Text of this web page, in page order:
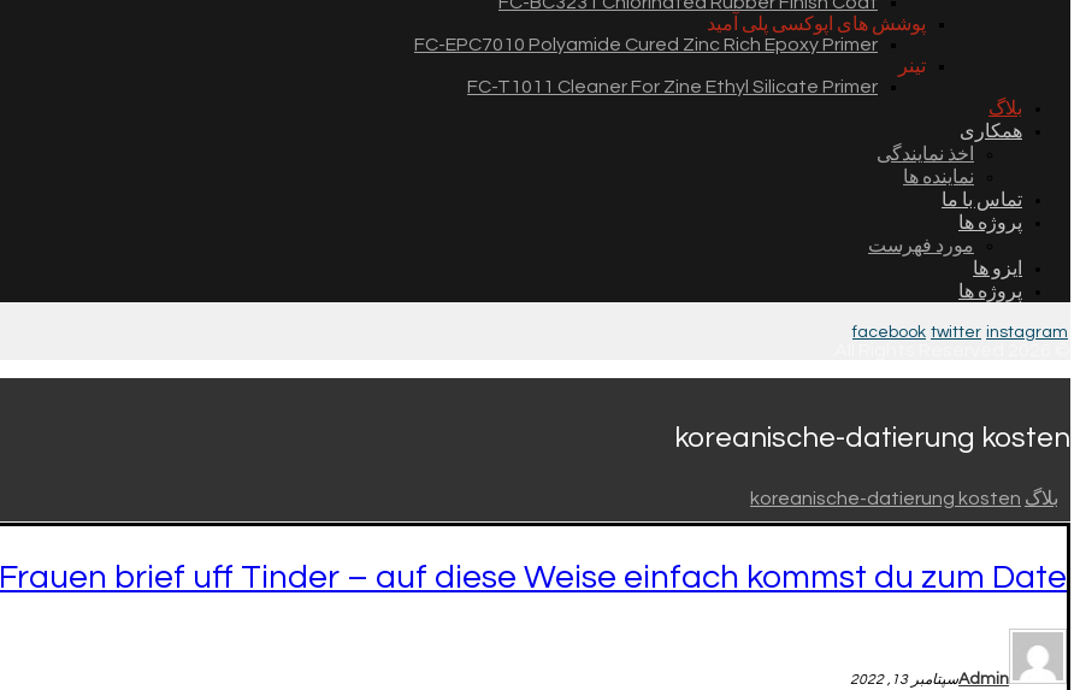
پوشش های اپوکسی پلی آمید
FC-EPC7010 Polyamide Cured Zinc Rich Epoxy Primer
تینر
FC-T1011 Cleaner For Zine Ethyl Silicate Primer
بلاگ
همکاری
اخذ نمایندگی
نماینده ها
تماس با ما
پروژه ها
مورد فهرست
ایزو ها
پروژه ها
facebook twitter instagram
koreanische-datierung kosten
بلاگ koreanische-datierung kosten
Frauen brief uff Tinder – auf diese Weise einfach kommst du zum Date
Adminسپتامبر 13, 2022